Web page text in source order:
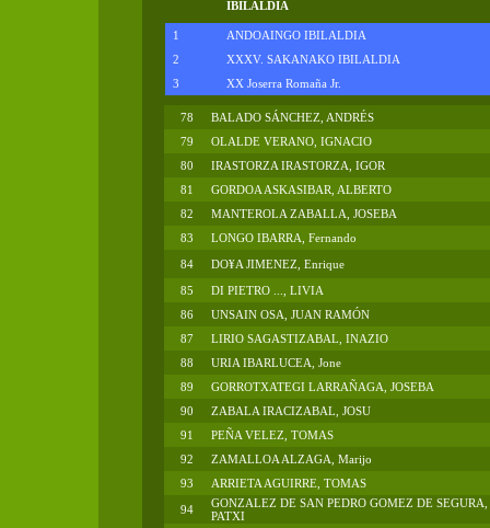
IBILALDIA
1
ANDOAINGO IBILALDIA
2
XXXV. SAKANAKO IBILALDIA
3
XX Joserra Romaña Jr.
78
BALADO SÁNCHEZ, ANDRÉS
79
OLALDE VERANO, IGNACIO
80
IRASTORZA IRASTORZA, IGOR
81
GORDOA ASKASIBAR, ALBERTO
82
MANTEROLA ZABALLA, JOSEBA
83
LONGO IBARRA, Fernando
84
DO¥A JIMENEZ, Enrique
85
DI PIETRO ..., LIVIA
86
UNSAIN OSA, JUAN RAMÓN
87
LIRIO SAGASTIZABAL, INAZIO
88
URIA IBARLUCEA, Jone
89
GORROTXATEGI LARRAÑAGA, JOSEBA
90
ZABALA IRACIZABAL, JOSU
91
PEÑA VELEZ, TOMAS
92
ZAMALLOA ALZAGA, Marijo
93
ARRIETA AGUIRRE, TOMAS
94
GONZALEZ DE SAN PEDRO GOMEZ DE SEGURA,
PATXI